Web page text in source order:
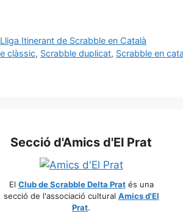
Lliga Itinerant de Scrabble en Català
clàssic, Scrabble duplicat, Scrabble en
Secció d'Amics d'El Prat
El Club de Scrabble Delta Pratés una
secció de l'associació cultural Amics d'El
Prat.